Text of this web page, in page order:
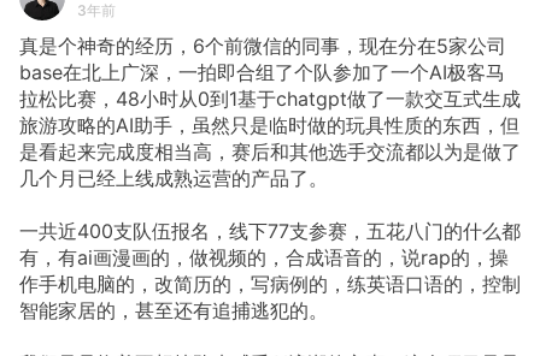
3年前
真是个神奇的经历，6个前微信的同事，现在分在5家公司
base在北上广深，一拍即合组了个队参加了一个AI极客马
拉松比赛，48小时从0到1基于chatgpt做了一款交互式生成
旅游攻略的AI助手，虽然只是临时做的玩具性质的东西，但
是看起来完成度相当高，赛后和其他选手交流都以为是做了
几个月已经上线成熟运营的产品了。
一共近400支队伍报名，线下77支参赛，五花八门的什么都
有，有ai画漫画的，做视频的，合成语音的，说rap的，操
作手机电脑的，改简历的，写病例的，练英语口语的，控制
智能家居的，甚至还有追捕逃犯的。